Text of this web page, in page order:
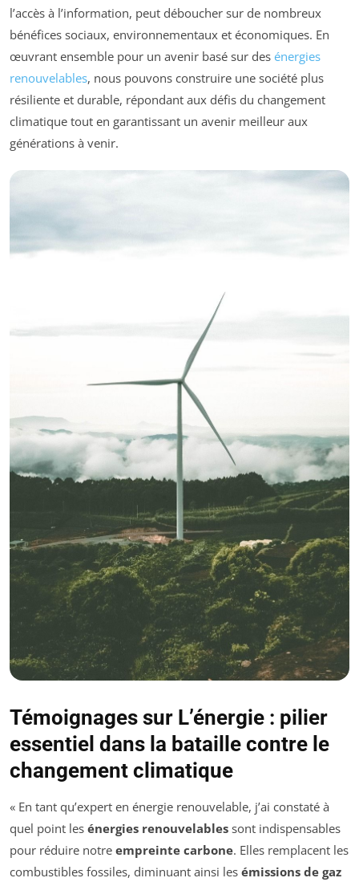
l’accès à l’information, peut déboucher sur de nombreux
bénéfices sociaux, environnementaux et économiques. En
œuvrant ensemble pour un avenir basé sur des énergies
renouvelables, nous pouvons construire une société plus
résiliente et durable, répondant aux défis du changement
climatique tout en garantissant un avenir meilleur aux
générations à venir.
Témoignages sur L’énergie : pilier
essentiel dans la bataille contre le
changement climatique
« En tant qu’expert en énergie renouvelable, j’ai constaté à
quel point les énergies renouvelables sont indispensables
pour réduire notre empreinte carbone. Elles remplacent les
combustibles fossiles, diminuant ainsi les émissions de gaz